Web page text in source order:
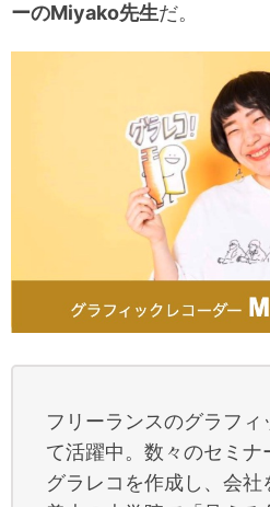
ーのMiyako先生だ。
フリーランスのグラフィ
て活躍中。数々のセミナ
グラレコを作成し、会